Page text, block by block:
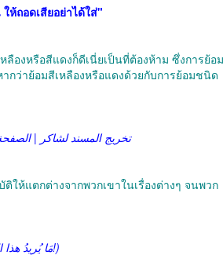
ห้ถอดเสียอย่าได้ใส่"
องหรือสีแดงก็ดีเนี่ยเป็นที่ต้องห้าม ซึ่งการย้อม
ว่าย้อมสีเหลืองหรือแดงด้วยกับการย้อมชนิด
تخريج المسند لشاكر | الصفحة أو الرقم : 11/165 | خلاصة
(مَا يُريدُ هذا الرجُلُ أنْ يَدَعَ مِن أَمْرِنَا شيئًا إلَا خَالَفَنَا فيه!)